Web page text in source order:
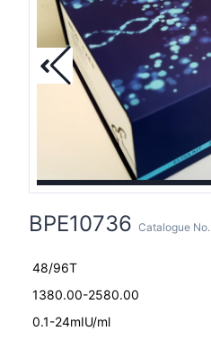
BPE10736 Catalogue No.
48/96T
1380.00-2580.00
0.1-24mIU/ml